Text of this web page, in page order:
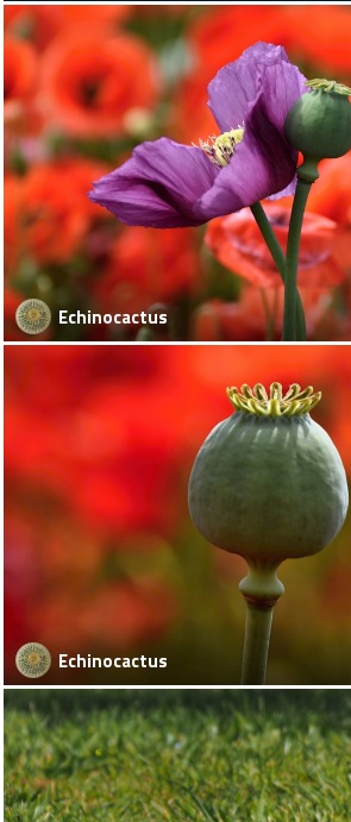
Echinocactus
Echinocactus